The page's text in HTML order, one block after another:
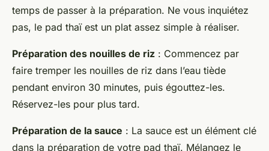
temps de passer à la préparation. Ne vous inquiétez
pas, le pad thaï est un plat assez simple à réaliser.
Préparation des nouilles de riz : Commencez par
faire tremper les nouilles de riz dans l’eau tiède
pendant environ 30 minutes, puis égouttez-les.
Réservez-les pour plus tard.
Préparation de la sauce : La sauce est un élément clé
dans la préparation de votre pad thaï. Mélangez le